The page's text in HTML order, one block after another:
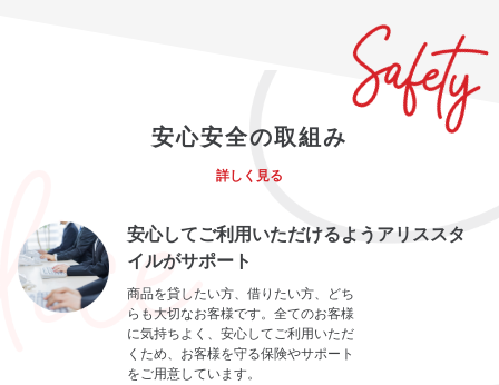
安心安全の取組み
詳しく見る
安心してご利用いただけるようアリススタ
イルがサポート
商品を貸したい方、借りたい方、どち
らも大切なお客様です。全てのお客様
に気持ちよく、安心してご利用いただ
くため、お客様を守る保険やサポート
をご用意しています。